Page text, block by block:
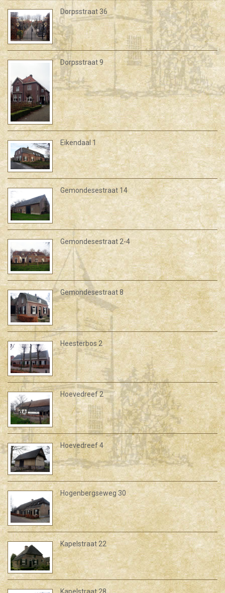
Dorpsstraat 36
Dorpsstraat 9
Eikendaal 1
Gemondesestraat 14
Gemondesestraat 2-4
Gemondesestraat 8
Heesterbos 2
Hoevedreef 2
Hoevedreef 4
Hogenbergseweg 30
Kapelstraat 22